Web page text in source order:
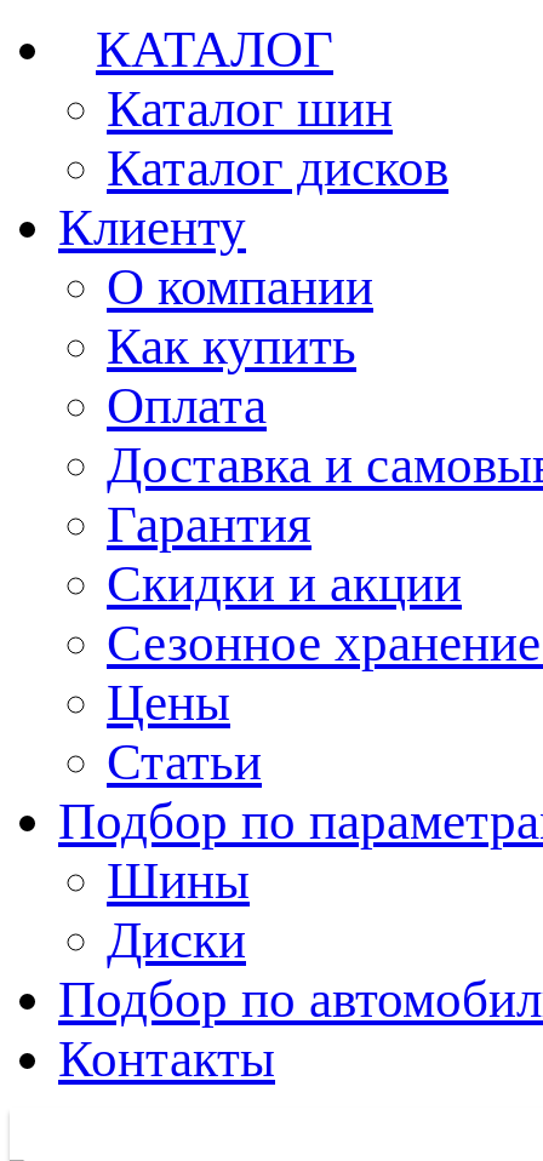
КАТАЛОГ
Каталог шин
Каталог дисков
Клиенту
О компании
Как купить
Оплата
Доставка и
Гарантия
Скидки и акции
Сезонное
Цены
Статьи
Подбор по
Шины
Диски
Подбор по
Контакты